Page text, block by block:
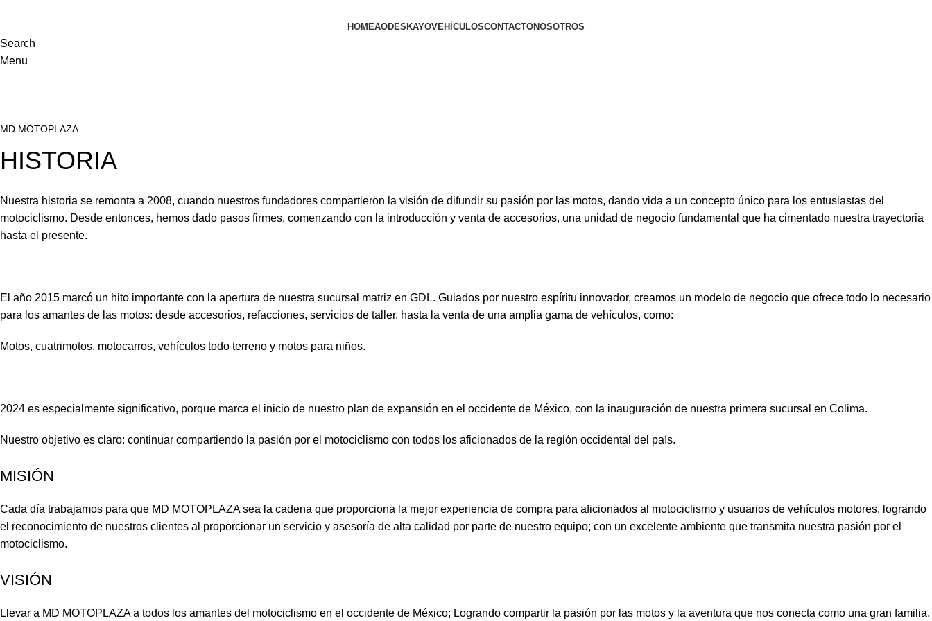
HOMEAODES KAYOVEHÍCULOSCONTACTONOSOTROS
Search
Menu
MD MOTOPLAZA
HISTORIA
Nuestra historia se remonta a 2008, cuando nuestros fundadores compartieron la visión de difundir su pasión por las motos, dando vida a un concepto único para los entusiastas del
motociclismo. Desde entonces, hemos dado pasos firmes, comenzando con la introducción y venta de accesorios, una unidad de negocio fundamental que ha cimentado nuestra trayectoria
hasta el presente.
El año 2015 marcó un hito importante con la apertura de nuestra sucursal matriz en GDL. Guiados por nuestro espíritu innovador, creamos un modelo de negocio que ofrece todo lo necesario
para los amantes de las motos: desde accesorios, refacciones, servicios de taller, hasta la venta de una amplia gama de vehículos, como:
Motos, cuatrimotos, motocarros, vehículos todo terreno y motos para niños.
2024 es especialmente significativo, porque marca el inicio de nuestro plan de expansión en el occidente de México, con la inauguración de nuestra primera sucursal en Colima.
Nuestro objetivo es claro: continuar compartiendo la pasión por el motociclismo con todos los aficionados de la región occidental del país.
MISIÓN
Cada día trabajamos para que MD MOTOPLAZA sea la cadena que proporciona la mejor experiencia de compra para aficionados al motociclismo y usuarios de vehículos motores, logrando
el reconocimiento de nuestros clientes al proporcionar un servicio y asesoría de alta calidad por parte de nuestro equipo; con un excelente ambiente que transmita nuestra pasión por el
motociclismo.
VISIÓN
Llevar a MD MOTOPLAZA a todos los amantes del motociclismo en el occidente de México; Logrando compartir la pasión por las motos y la aventura que nos conecta como una gran familia.